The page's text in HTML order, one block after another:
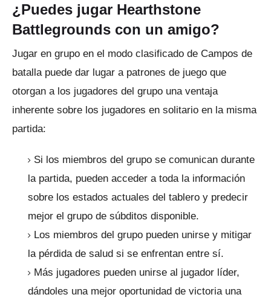
¿Puedes jugar Hearthstone
Battlegrounds con un amigo?
Jugar en grupo en el modo clasificado de Campos de
batalla puede dar lugar a patrones de juego que
otorgan a los jugadores del grupo una ventaja
inherente sobre los jugadores en solitario en la misma
partida:
Si los miembros del grupo se comunican durante
la partida, pueden acceder a toda la información
sobre los estados actuales del tablero y predecir
mejor el grupo de súbditos disponible.
Los miembros del grupo pueden unirse y mitigar
la pérdida de salud si se enfrentan entre sí.
Más jugadores pueden unirse al jugador líder,
dándoles una mejor oportunidad de victoria una